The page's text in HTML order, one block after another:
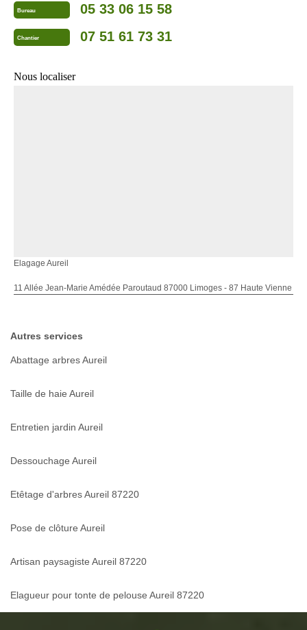
Bureau 05 33 06 15 58
Chantier 07 51 61 73 31
Nous localiser
Elagage Aureil
11 Allée Jean-Marie Amédée Paroutaud 87000 Limoges - 87 Haute Vienne
Autres services
Abattage arbres Aureil
Taille de haie Aureil
Entretien jardin Aureil
Dessouchage Aureil
Etêtage d'arbres Aureil 87220
Pose de clôture Aureil
Artisan paysagiste Aureil 87220
Elagueur pour tonte de pelouse Aureil 87220